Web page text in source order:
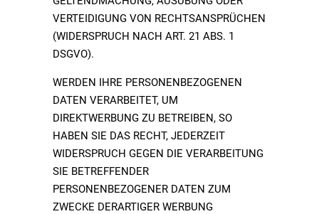
VERTEIDIGUNG VON RECHTSANSPRÜCHEN
(WIDERSPRUCH NACH ART. 21 ABS. 1
DSGVO).
WERDEN IHRE PERSONENBEZOGENEN
DATEN VERARBEITET, UM
DIREKTWERBUNG ZU BETREIBEN, SO
HABEN SIE DAS RECHT, JEDERZEIT
WIDERSPRUCH GEGEN DIE VERARBEITUNG
SIE BETREFFENDER
PERSONENBEZOGENER DATEN ZUM
ZWECKE DERARTIGER WERBUNG